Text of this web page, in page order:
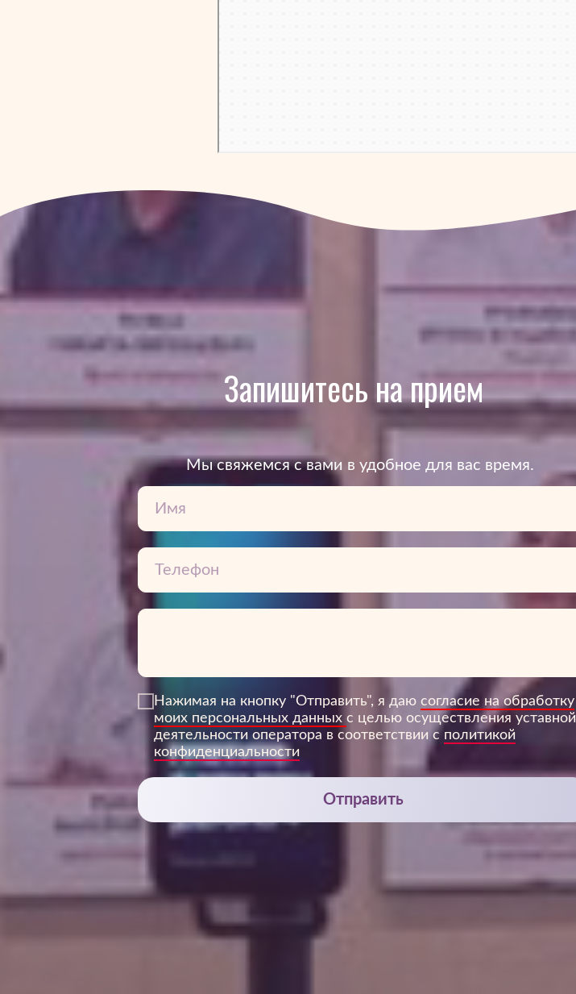
Запишитесь на прием
Mы свяжемся с вами в удобное для вас время.
Нажимая на кнопку "Отправить", я даю согласие на обработку
моих персональных данных с целью осуществления уставной
деятельности оператора в соответствии с политикой
конфиденциальности
Отправить